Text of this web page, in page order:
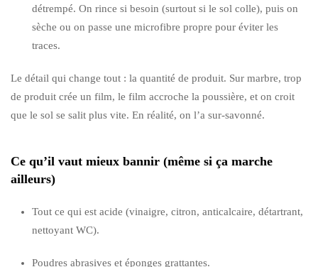
détrempé. On rince si besoin (surtout si le sol colle), puis on
sèche ou on passe une microfibre propre pour éviter les
traces.
Le détail qui change tout : la quantité de produit. Sur marbre, trop
de produit crée un film, le film accroche la poussière, et on croit
que le sol se salit plus vite. En réalité, on l’a sur-savonné.
Ce qu’il vaut mieux bannir (même si ça marche
ailleurs)
Tout ce qui est acide (vinaigre, citron, anticalcaire, détartrant,
nettoyant WC).
Poudres abrasives et éponges grattantes.